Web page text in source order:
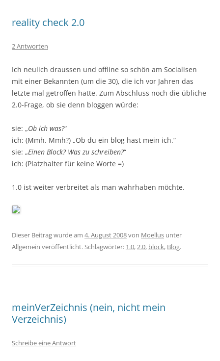
reality check 2.0
2 Antworten
Ich neulich draussen und offline so schön am Socialisen
mit einer Bekannten (um die 30), die ich vor Jahren das
letzte mal getroffen hatte. Zum Abschluss noch die übliche
2.0-Frage, ob sie denn bloggen würde:
sie: „Ob ich was?“
ich: (Mmh. Mmh?) „Ob du ein blog hast mein ich.“
sie: „Einen Block? Was zu schreiben?“
ich: (Platzhalter für keine Worte =)
1.0 ist weiter verbreitet als man wahrhaben möchte.
Dieser Beitrag wurde am 4. August 2008von Moellus unter
Allgemein veröffentlicht. Schlagwörter: 1.0,2.0, block, Blog.
meinVerZeichnis (nein, nicht mein
Verzeichnis)
Schreibe eine Antwort